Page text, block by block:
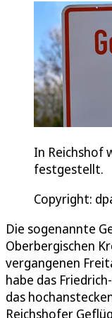
In Reichshof
festgestellt.
Copyright:
Die sogenannte
Oberbergischen
vergangenen
habe das
das
Reichshofer